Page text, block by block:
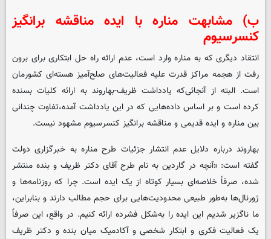
ب) مشابهت مناره با ایده مناقشه برانگیز
کنسرسیوم
انتقاد دیگری که به مناره وارد است، عدم ارائه راه حل ابتکاری برای برون
رفت از هجمه‌ مراکز قدرت علیه فعالیت‌های صلح‌آمیز هسته‌ای کشورمان
است. البته از آنجائی‌که یادداشت ظریف-بهاروند به ارائه کلیات بسنده
کرده است و بر اساس داده‌هایی که در این یادداشت آمده،تفاوت چندانی
بین مناره و ایده قدیمی و مناقشه برانگیز کنسرسیوم مشهود نیست.
بهاروند درباره دلایل عدم انتشار جزئیات طرح مناره به خبرگزاری دولت
گفته است: «آنچه در گاردین به نام طرح آقای دکتر ظریف و بنده منتشر
شده، صرفاً خلاصه‌ای بسیار کوتاه از یک ایده‌ است. چرا که روزنامه‌ها و
ژورنال‌ها به‌طور طبیعی محدودیت‌هایی برای حجم مطالب دارند و بنابراین،
ما ناگزیر شدیم این ایده را به‌شکل فشرده ارائه کنیم. در واقع، این صرفاً
یک فعالیت فکری و ابتکار شخصی و آکادمیک میان بنده و دکتر ظریف